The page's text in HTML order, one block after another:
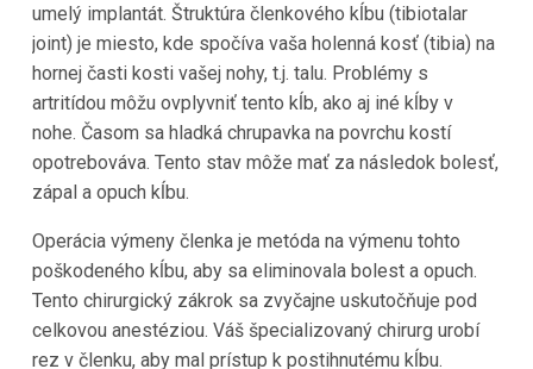
umelý implantát. Štruktúra členkového kĺbu (tibiotalar
joint) je miesto, kde spočíva vaša holenná kosť (tibia) na
hornej časti kosti vašej nohy, t.j. talu. Problémy s
artritídou môžu ovplyvniť tento kĺb, ako aj iné kĺby v
nohe. Časom sa hladká chrupavka na povrchu kostí
opotrebováva. Tento stav môže mať za následok bolesť,
zápal a opuch kĺbu.
Operácia výmeny členka je metóda na výmenu tohto
poškodeného kĺbu, aby sa eliminovala bolest a opuch.
Tento chirurgický zákrok sa zvyčajne uskutočňuje pod
celkovou anestéziou. Váš špecializovaný chirurg urobí
rez v členku, aby mal prístup k postihnutému kĺbu.